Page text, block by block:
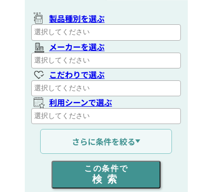
製品種別を選ぶ
メーカーを選ぶ
こだわりで選ぶ
利用シーンで選ぶ
通信距離を選ぶ
出力を選ぶ
同時通話人数を選ぶ
さらに条件を絞る
この条件で
検索